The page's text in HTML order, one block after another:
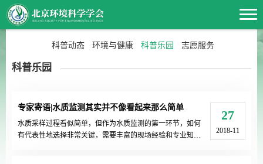
科普动态 环境与健康 科普乐园 志愿服务
科普乐园
27
2018-11
专家寄语|水质监测其实并不像看起来那么简单
水质采样过程看似简单，但作为水质监测的第一环节，如何
有代表性地选择非常关键，需要丰富的现场经验和专业知